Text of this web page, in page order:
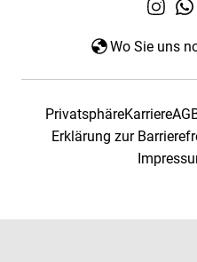
Wo Sie uns
PrivatsphäreKarriere
Erklärung zur